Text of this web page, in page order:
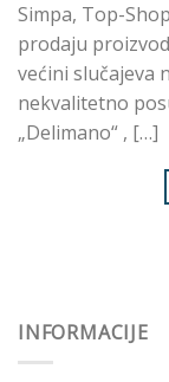
Simpa, Top-
prodaju
većini slučajeva
nekvalitetno
„Delimano“ , […]
INFORMACIJE